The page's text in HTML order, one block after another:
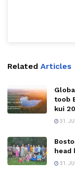
Related Articles
toob
kui
31.
head
31.